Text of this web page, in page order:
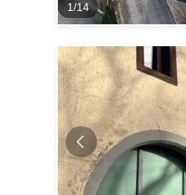
1/14